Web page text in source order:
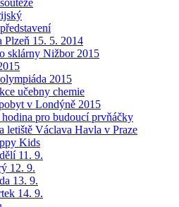
Plzeň 15. 5. 2014
sklárny Nižbor 2015
2015
učebny chemie
v Londýně 2015
pro budoucí prvňáčky
letiště Václava Havla v Praze
Kids
11. 9.
12. 9.
13. 9.
14. 9.